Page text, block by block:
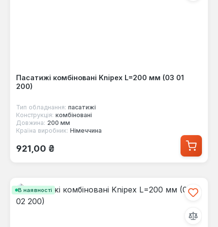
Пасатижі комбіновані Knipex L=200 мм (03 01
200)
Тип обладнання: пасатижі
Конструкція: комбіновані
Довжина: 200 мм
Країна виробник: Німеччина
Звичайна ціна:
921,00 ₴
В наявності